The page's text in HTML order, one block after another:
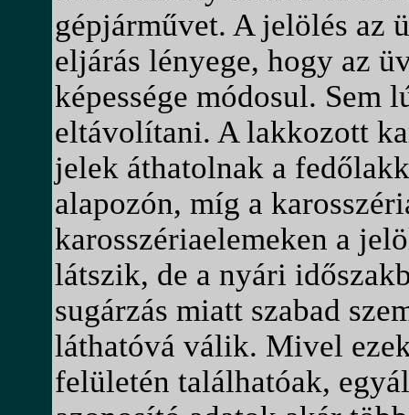
gépjárművet. A jelölés az
eljárás lényege, hogy az
képessége módosul. Sem
eltávolítani. A lakkozott
jelek áthatolnak a
alapozón, míg a
karosszériaelemeken a
látszik, de a nyári
sugárzás miatt szabad
láthatóvá válik. Mivel
felületén találhatóak,